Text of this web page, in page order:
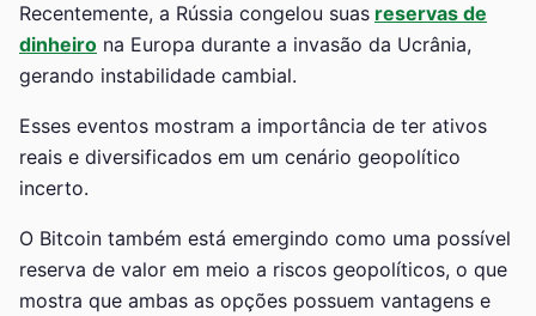
Recentemente, a Rússia congelou suas reservas de
dinheiro na Europa durante a invasão da Ucrânia,
gerando instabilidade cambial.
Esses eventos mostram a importância de ter ativos
reais e diversificados em um cenário geopolítico
incerto.
O Bitcoin também está emergindo como uma possível
reserva de valor em meio a riscos geopolíticos, o que
mostra que ambas as opções possuem vantagens e